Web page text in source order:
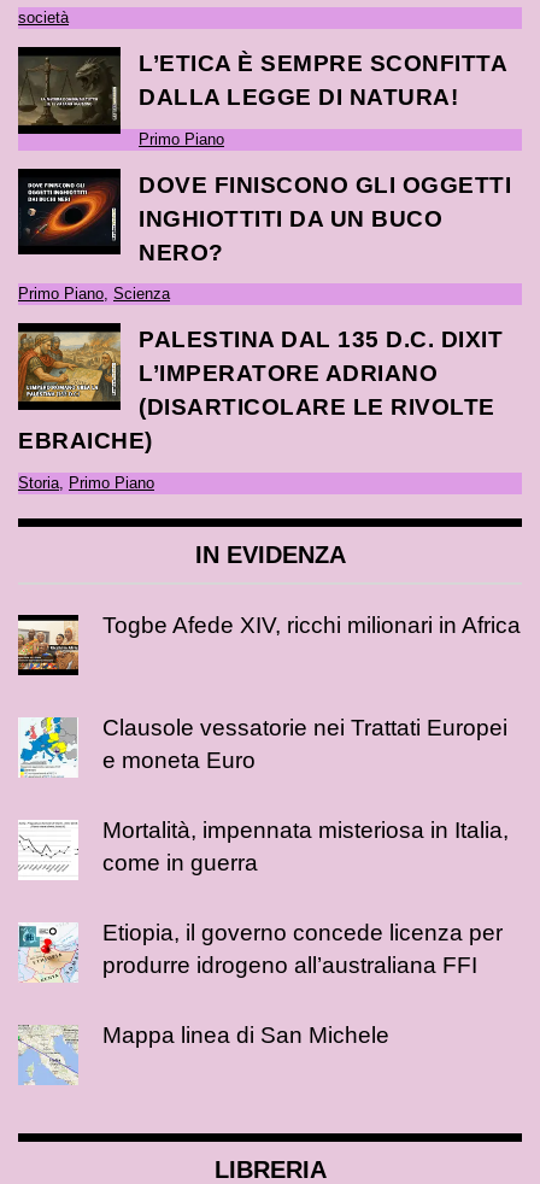
società
L’ETICA È SEMPRE SCONFITTA
DALLA LEGGE DI NATURA!
Primo Piano
DOVE FINISCONO GLI OGGETTI
INGHIOTTITI DA UN BUCO
NERO?
Primo Piano, Scienza
PALESTINA DAL 135 D.C. DIXIT
L’IMPERATORE ADRIANO
(DISARTICOLARE LE RIVOLTE
EBRAICHE)
Storia Primo Piano
IN EVIDENZA
Togbe Afede XIV, ricchi milionari in Africa
Clausole vessatorie nei Trattati Europei
e moneta Euro
Mortalità, impennata misteriosa in Italia,
come in guerra
Etiopia, il governo concede licenza per
produrre idrogeno all’australiana FFI
Mappa linea di San Michele
LIBRERIA